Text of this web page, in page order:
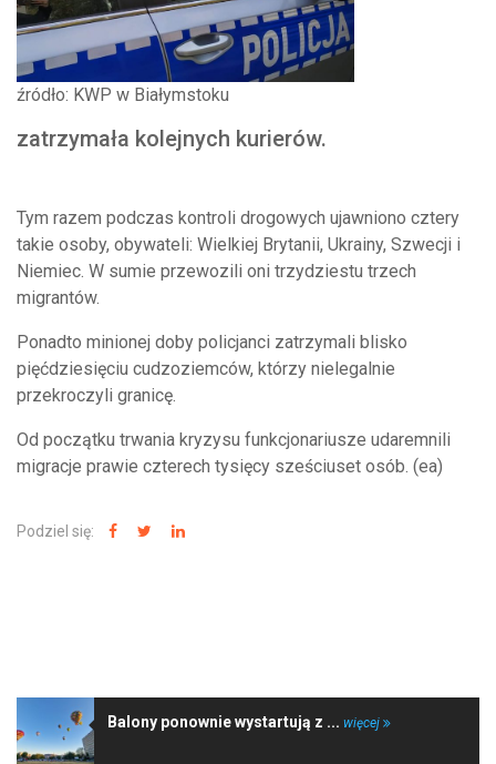
źródło: KWP w Białymstoku
zatrzymała kolejnych kurierów.
Tym razem podczas kontroli drogowych ujawniono cztery
takie osoby, obywateli: Wielkiej Brytanii, Ukrainy, Szwecji i
Niemiec. W sumie przewozili oni trzydziestu trzech
migrantów.
Ponadto minionej doby policjanci zatrzymali blisko
pięćdziesięciu cudzoziemców, którzy nielegalnie
przekroczyli granicę.
Od początku trwania kryzysu funkcjonariusze udaremnili
migracje prawie czterech tysięcy sześciuset osób. (ea)
Podziel się:
Balony ponownie wystartują z ... więcej